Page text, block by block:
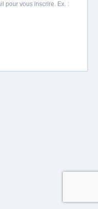
pour vous inscrire. Ex. :